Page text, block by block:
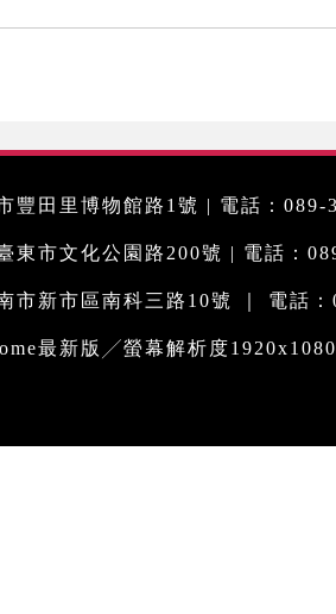
豐田里博物館路1號 | 電話：089-
東市文化公園路200號 | 電話：
市新市區南科三路10號 ｜ 電話
最新版╱螢幕解析度